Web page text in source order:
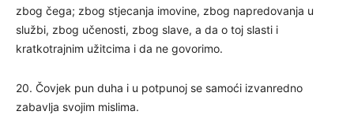
zbog čega; zbog stjecanja imovine, zbog napredovanja u
službi, zbog učenosti, zbog slave, a da o toj slasti i
kratkotrajnim užitcima i da ne govorimo.
20. Čovjek pun duha i u potpunoj se samoći izvanredno
zabavlja svojim mislima.